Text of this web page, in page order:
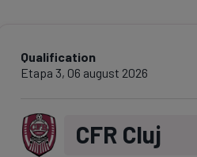
Qualification
Etapa 3, 06 august 2026
CFR Cluj